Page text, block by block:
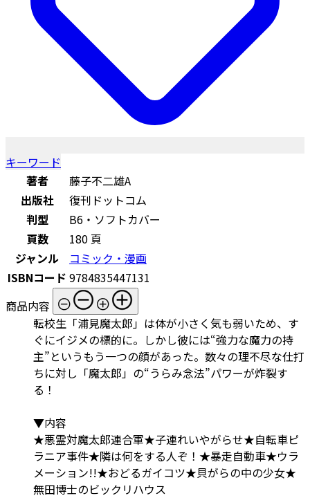
キーワード
著者
藤子不二雄A
出版社
復刊ドットコム
判型
B6・ソフトカバー
頁数
180 頁
ジャンル
コミック・漫画
ISBNコード 9784835447131
商品内容
転校生「浦見魔太郎」は体が小さく気も弱いため、す
ぐにイジメの標的に。しかし彼には“強力な魔力の持
主”というもう一つの顔があった。数々の理不尽な仕打
ちに対し「魔太郎」の“うらみ念法”パワーが炸裂す
る！
▼内容
★悪霊対魔太郎連合軍★子連れいやがらせ★自転車ピ
ラニア事件★隣は何をする人ぞ！★暴走自動車★ウラ
メーション!!★おどるガイコツ★貝がらの中の少女★
無田博士のビックリハウス